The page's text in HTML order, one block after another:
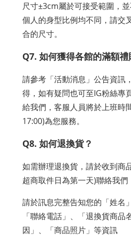
尺寸±3cm屬於可接受範圍，
個人的身型比例均不同，請交
合的尺寸。
Q7. 如何獲得各館的滿額禮
請參考「活動消息」公告資訊
得，如有疑問也可至IG粉絲專
給我們，客服人員將於上班時
17:00)為您服務。
Q8. 如何退換貨？
如需辦理退換貨，請於收到商
超商取件日為第一天)聯絡我們
請於訊息完整告知您的「姓名
「聯絡電話」、「退換貨商品
因」、「商品照片」等資訊